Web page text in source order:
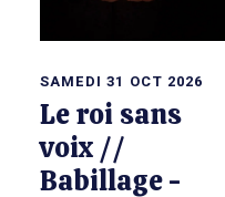
SAMEDI 31 OCT 2026
Le roi sans
voix //
Babillage -